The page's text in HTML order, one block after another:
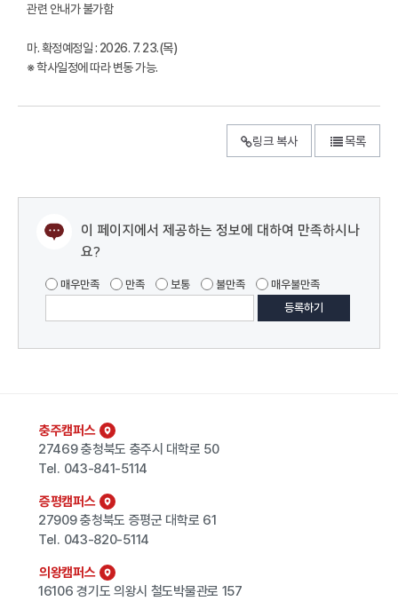
관련 안내가 불가함
마. 확정예정일 : 2026. 7. 23.(목)
※ 학사일정에 따라 변동 가능.
링크 복사 목록
이 페이지에서 제공하는 정보에 대하여 만족하시나
요?
매우만족 만족 보통 불만족 매우불만족
충주캠퍼스
27469 충청북도 충주시 대학로 50
Tel. 043-841-5114
증평캠퍼스
27909 충청북도 증평군 대학로 61
Tel. 043-820-5114
의왕캠퍼스
16106 경기도 의왕시 철도박물관로 157